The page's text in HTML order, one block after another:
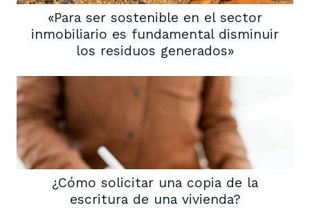
«Para ser sostenible en el sector
inmobiliario es fundamental disminuir
los residuos generados»
¿Cómo solicitar una copia de la
escritura de una vivienda?